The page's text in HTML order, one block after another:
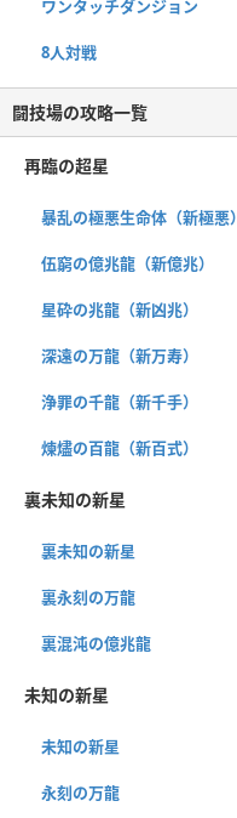
ワンタッチダンジョン
8人対戦
闘技場の攻略一覧
再臨の超星
暴乱の極悪生命体（新極悪）
伍窮の億兆龍（新億兆）
星砕の兆龍（新凶兆）
深遠の万龍（新万寿）
浄罪の千龍（新千手）
煉燼の百龍（新百式）
裏未知の新星
裏未知の新星
裏永刻の万龍
裏混沌の億兆龍
未知の新星
未知の新星
永刻の万龍